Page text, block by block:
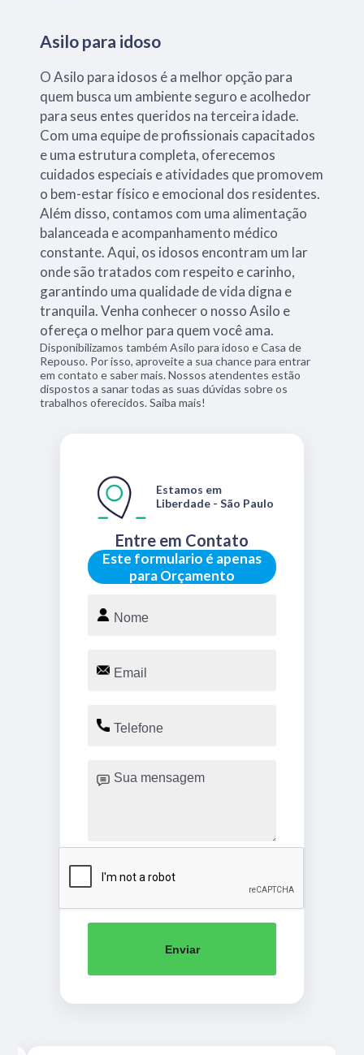
Asilo para idoso
O Asilo para idosos é a melhor opção para
quem busca um ambiente seguro e acolhedor
para seus entes queridos na terceira idade.
Com uma equipe de profissionais capacitados
e uma estrutura completa, oferecemos
cuidados especiais e atividades que promovem
o bem-estar físico e emocional dos residentes.
Além disso, contamos com uma alimentação
balanceada e acompanhamento médico
constante. Aqui, os idosos encontram um lar
onde são tratados com respeito e carinho,
garantindo uma qualidade de vida digna e
tranquila. Venha conhecer o nosso Asilo e
ofereça o melhor para quem você ama.
Disponibilizamos também Asilo para idoso e Casa de
Repouso. Por isso, aproveite a sua chance para entrar
em contato e saber mais. Nossos atendentes estão
dispostos a sanar todas as suas dúvidas sobre os
trabalhos oferecidos. Saiba mais!
Este formulario é apenas
para Orçamento
Entre em Contato
Estamos em
Liberdade - São Paulo
Enviar